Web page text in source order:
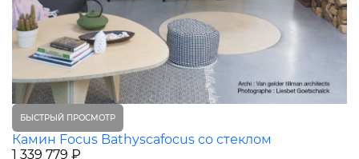
БЫСТРЫЙ ПРОСМОТР
Камин Focus Bathyscafocus со стеклом
1 339 779 ₽